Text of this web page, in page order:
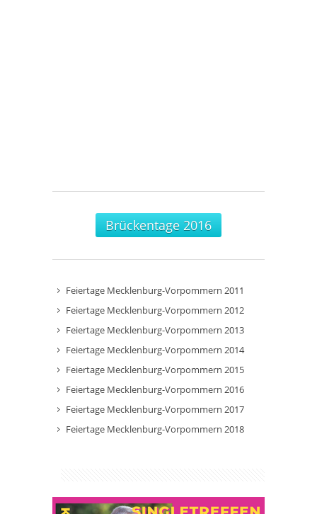
Brückentage 2016
Feiertage Mecklenburg-Vorpommern 2011
Feiertage Mecklenburg-Vorpommern 2012
Feiertage Mecklenburg-Vorpommern 2013
Feiertage Mecklenburg-Vorpommern 2014
Feiertage Mecklenburg-Vorpommern 2015
Feiertage Mecklenburg-Vorpommern 2016
Feiertage Mecklenburg-Vorpommern 2017
Feiertage Mecklenburg-Vorpommern 2018